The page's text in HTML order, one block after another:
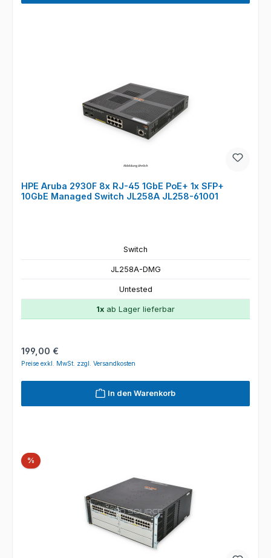
HPE Aruba 2930F 8x RJ-45 1GbE PoE+ 1x SFP+
10GbE Managed Switch JL258A JL258-61001
Switch
JL258A-DMG
Untested
1x ab Lager lieferbar
Regulärer Preis:
199,00 €
Preise exkl. MwSt. zzgl. Versandkosten
In den Warenkorb
%Rabatt